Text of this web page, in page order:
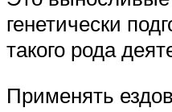
генетически
такого рода
Применять